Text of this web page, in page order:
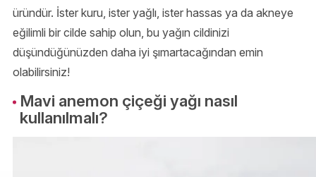
üründür. İster kuru, ister yağlı, ister hassas ya da akneye
eğilimli bir cilde sahip olun, bu yağın cildinizi
düşündüğünüzden daha iyi şımartacağından emin
olabilirsiniz!
Mavi anemon çiçeği yağı nasıl
kullanılmalı?